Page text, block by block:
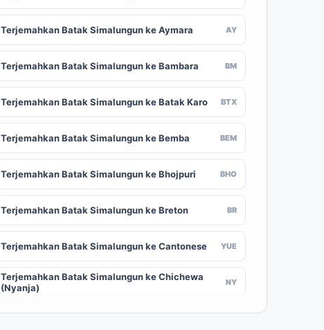
Terjemahkan Batak Simalungun ke Aymara AY
Terjemahkan Batak Simalungun ke Bambara BM
Terjemahkan Batak Simalungun ke Batak Karo BTX
Terjemahkan Batak Simalungun ke Bemba BEM
Terjemahkan Batak Simalungun ke Bhojpuri BHO
Terjemahkan Batak Simalungun ke Breton BR
Terjemahkan Batak Simalungun ke Cantonese YUE
Terjemahkan Batak Simalungun ke Chichewa
(Nyanja)
NY